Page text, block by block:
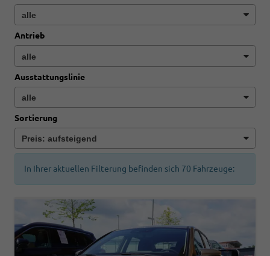
Antrieb
Ausstattungslinie
Sortierung
In Ihrer aktuellen Filterung befinden sich 70 Fahrzeuge: